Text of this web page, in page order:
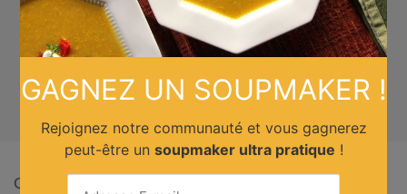
Quelle cuisine ?
GAGNEZ UN SOUPMAKER !
Rejoignez notre communauté et vous gagnerez
peut-être un soupmaker ultra pratique !